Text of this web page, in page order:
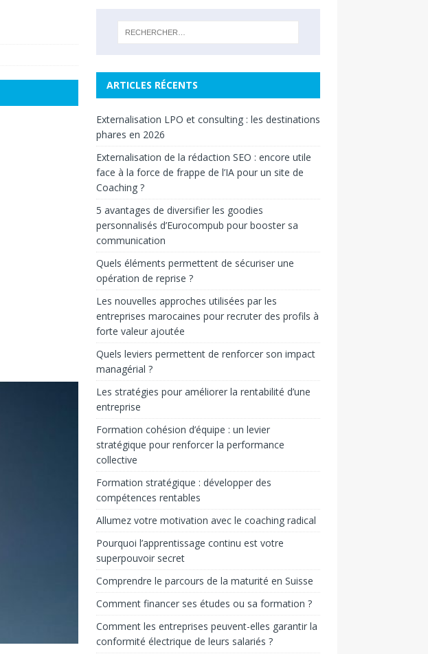
ARTICLES RÉCENTS
Externalisation LPO et consulting : les destinations
phares en 2026
Externalisation de la rédaction SEO : encore utile
face à la force de frappe de l’IA pour un site de
Coaching ?
5 avantages de diversifier les goodies
personnalisés d’Eurocompub pour booster sa
communication
Quels éléments permettent de sécuriser une
opération de reprise ?
Les nouvelles approches utilisées par les
entreprises marocaines pour recruter des profils à
forte valeur ajoutée
Quels leviers permettent de renforcer son impact
managérial ?
Les stratégies pour améliorer la rentabilité d’une
entreprise
Formation cohésion d’équipe : un levier
stratégique pour renforcer la performance
collective
Formation stratégique : développer des
compétences rentables
Allumez votre motivation avec le coaching radical
Pourquoi l’apprentissage continu est votre
superpouvoir secret
Comprendre le parcours de la maturité en Suisse
Comment financer ses études ou sa formation ?
Comment les entreprises peuvent-elles garantir la
conformité électrique de leurs salariés ?